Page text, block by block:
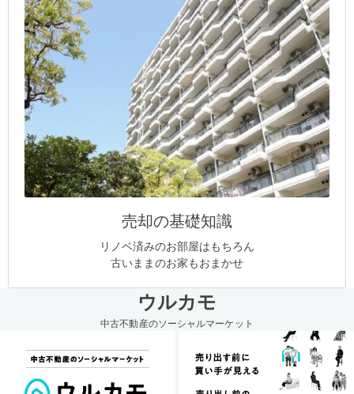
売却の基礎知識
リノベ済みのお部屋はもちろん
古いままのお家もおまかせ
ウルカモ
中古不動産のソーシャルマーケット